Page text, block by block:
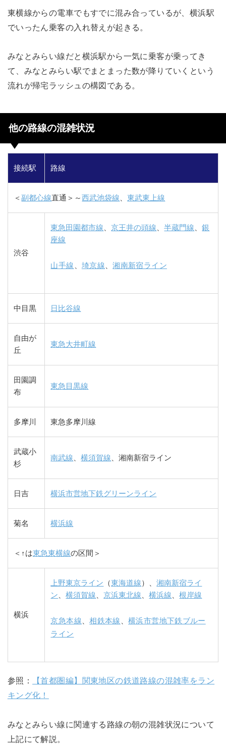
東横線からの電車でもすでに混み合っているが、横浜駅
でいったん乗客の入れ替えが起きる。
みなとみらい線だと横浜駅から一気に乗客が乗ってき
て、みなとみらい駅でまとまった数が降りていくという
流れが帰宅ラッシュの構図である。
他の路線の混雑状況
接続駅 路線
＜副都心線直通＞～西武池袋線、東武東上線
渋谷
東急田園都市線、京王井の頭線、半蔵門線、銀
座線
山手線 埼京線 、湘南新宿ライン
中目黒 日比谷線
自由が
丘
東急大井町線
田園調
布
東急目黒線
多摩川 東急多摩川線
武蔵小
杉
南武線、横須賀線、湘南新宿ライン
日吉 横浜市営地下鉄グリーンライン
菊名 横浜線
＜↑は東急東横線の区間＞
横浜
上野東京ライン （東海道線）、湘南新宿ライ
ン、横須賀線、京浜東北線、横浜線、根岸線
京急本線 、相鉄本線 、横浜市営地下鉄ブルー
ライン
参照：
【首都圏編】関東地区の鉄道路線の混雑率をラン
キング化！
みなとみらい線に関連する路線の朝の混雑状況について
上記にて解説。